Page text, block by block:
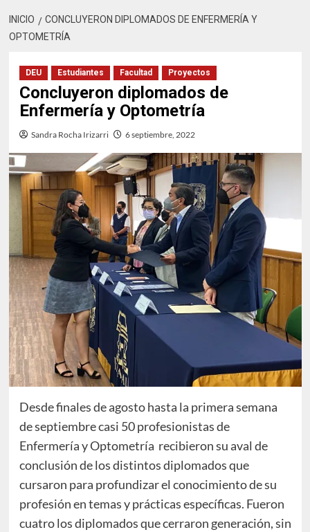
INICIO
CONCLUYERON DIPLOMADOS DE ENFERMERÍA Y
OPTOMETRÍA
DEU Estudiantes Facultad Proyectos
Concluyeron diplomados de
Enfermería y Optometría
Sandra Rocha Irizarri 6 septiembre, 2022
Desde finales de agosto hasta la primera semana
de septiembre casi 50 profesionistas de
Enfermería y Optometría recibieron su aval de
conclusión de los distintos diplomados que
cursaron para profundizar el conocimiento de su
profesión en temas y prácticas específicas. Fueron
cuatro los diplomados que cerraron generación, sin